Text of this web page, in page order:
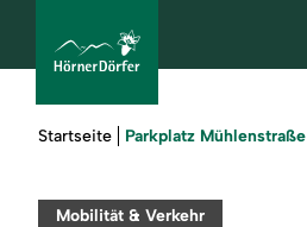
Sie
Startseite Parkplatz Mühlenstraße
Mobilität & Verkehr